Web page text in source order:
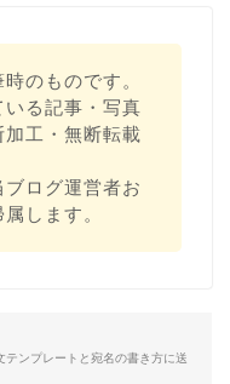
のものです。
る記事・写真
工・無断転載
ログ運営者お
します。
ンプレートと宛名の書き方に送